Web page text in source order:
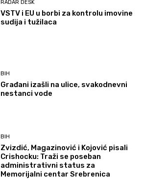
RADAR DESK
VSTV i EU u borbi za kontrolu imovine
sudija i tužilaca
BIH
Građani izašli na ulice, svakodnevni
nestanci vode
BIH
Zvizdić, Magazinović i Kojović pisali
Crishocku: Traži se poseban
administrativni status za
Memorijalni centar Srebrenica